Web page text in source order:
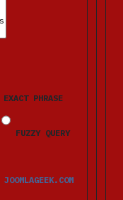
EXACT PHRASE
FUZZY QUERY
JOOMLAGEEK.COM